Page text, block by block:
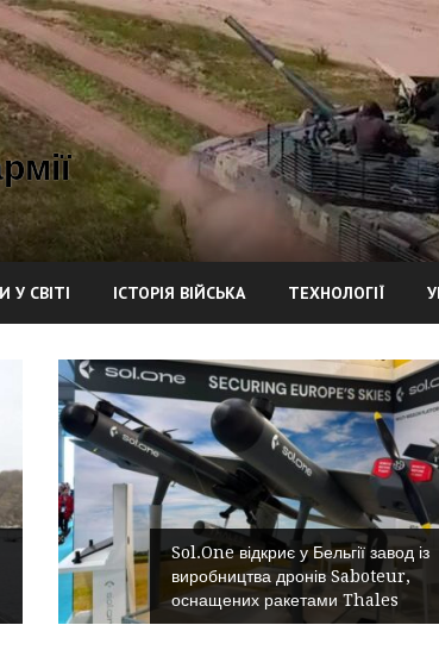
У СВІТІ ІСТОРІЯ ВІЙСЬКА ТЕХНОЛОГІЇ
Sol.One відкриє у Бельгії завод із
виробництва дронів Saboteur,
оснащених ракетами Thales